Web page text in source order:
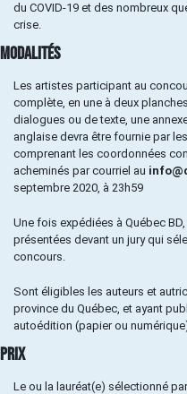
du COVID-19 et des nombreux
crise.
MODALITÉS
Les artistes participant au
complète, en une à deux
dialogues ou de texte, une
anglaise devra être fournie par
comprenant les coordonnées
acheminés par courriel au
septembre 2020, à 23h59
Une fois expédiées à Québec
présentées devant un jury qui
concours.
Sont éligibles les auteurs et
province du Québec, et ayant
autoédition (papier ou
PRIX
Le ou la lauréat(e) sélectionné